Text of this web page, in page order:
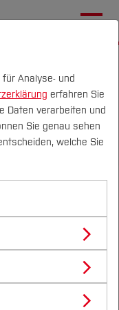
|EN Quicklinks
IGA 2027
in der
Analyse- und
erfahren Sie
Daten verarbeiten und
Sie genau sehen
welche Sie